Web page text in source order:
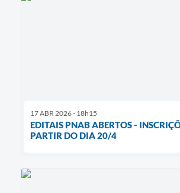
17 ABR 2026 - 18h15
EDITAIS PNAB ABERTOS -
PARTIR DO DIA 20/4